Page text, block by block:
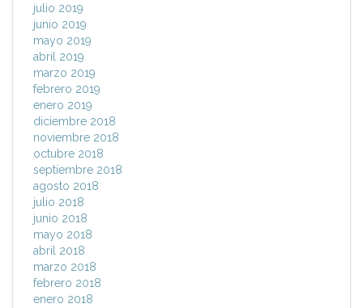
julio 2019
junio 2019
mayo 2019
abril 2019
marzo 2019
febrero 2019
enero 2019
diciembre 2018
noviembre 2018
octubre 2018
septiembre 2018
agosto 2018
julio 2018
junio 2018
mayo 2018
abril 2018
marzo 2018
febrero 2018
enero 2018